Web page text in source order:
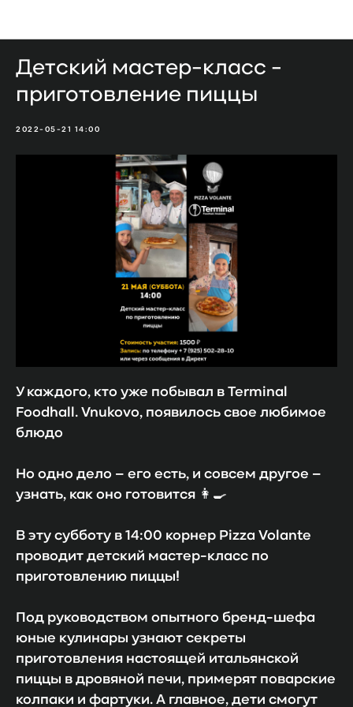
Детский мастер-класс -
приготовление пиццы
2022-05-21 14:00
У каждого, кто уже побывал в Terminal
Foodhall. Vnukovo, появилось свое любимое
блюдо
Но одно дело – его есть, и совсем другое –
узнать, как оно готовится 👩🍳
В эту субботу в 14:00 корнер Pizza Volante
проводит детский мастер-класс по
приготовлению пиццы!
Под руководством опытного бренд-шефа
юные кулинары узнают секреты
приготовления настоящей итальянской
пиццы в дровяной печи, примерят поварские
колпаки и фартуки. А главное, дети смогут